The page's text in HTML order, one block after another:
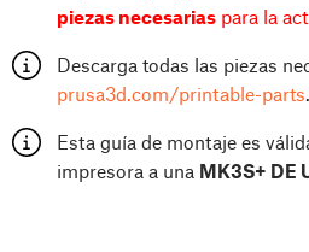
piezas necesarias para la
Descarga todas las piezas
prusa3d.com/printable-parts.
Esta guía de montaje es
impresora a una MK3S+ DE